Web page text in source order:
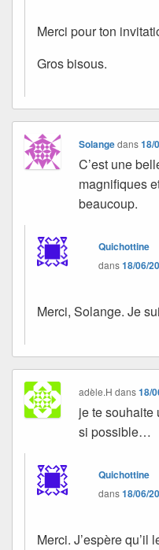
Merci pour ton
Gros bisous.
Solangedans18/
C’est une
magnifiques
beaucoup.
Quichottine
dans18/06/
Merci, Solange. Je
adèle.H dans18/
je te
si possible…
Quichottine
dans18/06/
Merci. J’espère qu’il